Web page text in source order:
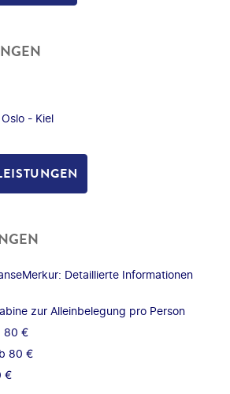
- Kiel
Detaillierte Informationen
zur Alleinbelegung pro Person
80 €
80 €
€